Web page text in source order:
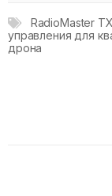
RadioMaster
управления для
дрона